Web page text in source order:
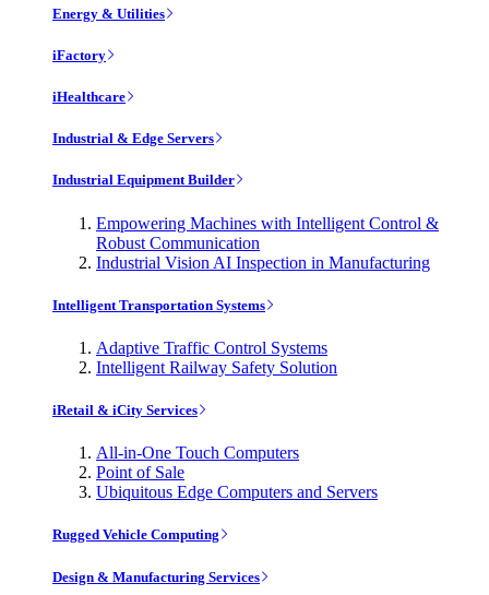
Energy & Utilities
iFactory
iHealthcare
Industrial & Edge Servers
Industrial Equipment Builder
Empowering Machines with Intelligent Control &
Robust Communication
Industrial Vision AI Inspection in Manufacturing
Intelligent Transportation Systems
Adaptive Traffic Control Systems
Intelligent Railway Safety Solution
iRetail & iCity Services
All-in-One Touch Computers
Point of Sale
Ubiquitous Edge Computers and Servers
Rugged Vehicle Computing
Design & Manufacturing Services